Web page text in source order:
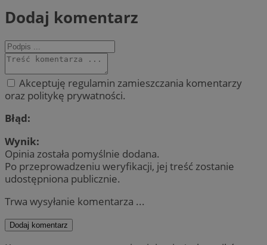
Dodaj komentarz
Akceptuję regulamin zamieszczania komentarzy
oraz politykę prywatności.
Błąd:
Wynik:
Opinia została pomyślnie dodana.
Po przeprowadzeniu weryfikacji, jej treść zostanie
udostępniona publicznie.
Trwa wysyłanie komentarza ...
Dodaj komentarz